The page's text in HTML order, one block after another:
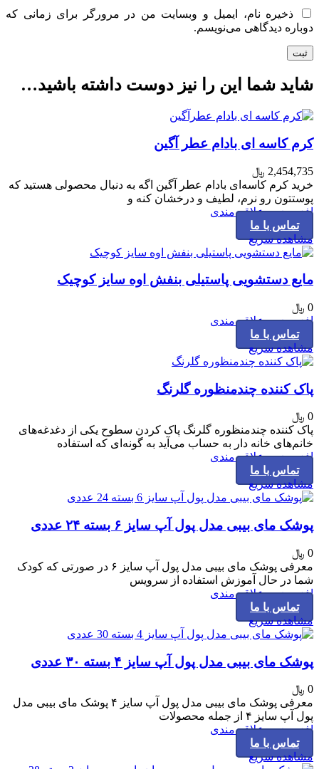
ذخیره نام، ایمیل و وبسایت من در مرورگر برای زمانی که
دوباره دیدگاهی می‌نویسم.
شاید شما این را نیز دوست داشته باشید…
کرم کاسه ای بادام عطر آگین
2,454,735 ﷼
خرید کرم کاسه‌ای بادام عطر آگین اگه به دنبال محصولی هستید که
پوستتون رو نرم، لطیف و درخشان کنه و
افزودن به علاقه مندی
تماس با ما
مشاهده سریع
مایع دستشویی پاستیلی بنفش اوه سایز کوچیک
0 ﷼
افزودن به علاقه مندی
تماس با ما
مشاهده سریع
پاک کننده چندمنظوره گلرنگ
0 ﷼
پاک کننده چندمنظوره گلرنگ پاک کردن سطوح یکی از دغدغه‌های
خانم‌های خانه دار به حساب می‌آید به گونه‌ای که استفاده
افزودن به علاقه مندی
تماس با ما
مشاهده سریع
پوشک مای بیبی مدل پول آپ سایز ۶ بسته ۲۴ عددی
0 ﷼
معرفی پوشک مای بیبی مدل پول آپ سایز ۶ در صورتی که کودک
شما در حال آموزش استفاده از سرویس
افزودن به علاقه مندی
تماس با ما
مشاهده سریع
پوشک مای بیبی مدل پول آپ سایز ۴ بسته ۳۰ عددی
0 ﷼
معرفی پوشک مای بیبی مدل پول آپ سایز ۴ پوشک مای بیبی مدل
پول آپ سایز ۴ از جمله محصولات
افزودن به علاقه مندی
تماس با ما
مشاهده سریع